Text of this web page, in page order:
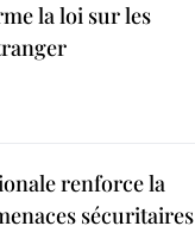
la loi sur les
renforce la
sécuritaires